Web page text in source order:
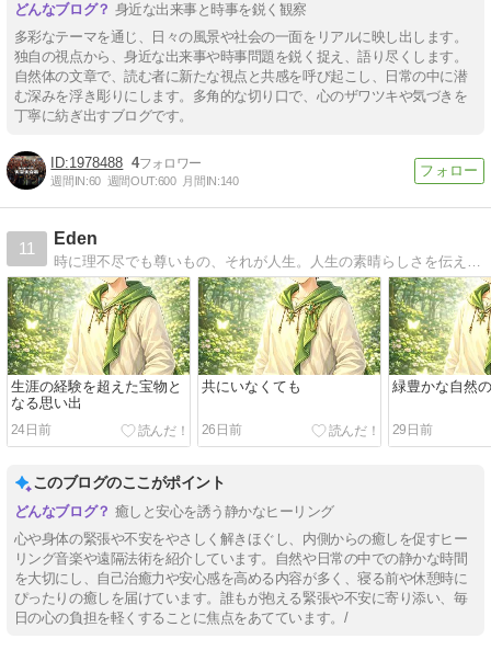
身近な出来事と時事を鋭く観察
多彩なテーマを通じ、日々の風景や社会の一面をリアルに映し出します。
独自の視点から、身近な出来事や時事問題を鋭く捉え、語り尽くします。
自然体の文章で、読む者に新たな視点と共感を呼び起こし、日常の中に潜
む深みを浮き彫りにします。多角的な切り口で、心のザワツキや気づきを
丁寧に紡ぎ出すブログです。
1978488 4
週間IN:60 週間OUT:600 月間IN:140
11
Eden
時に理不尽でも尊いもの、それが人生。人生の素晴らしさを伝えたい。
生涯の経験を超えた宝物と
なる思い出
24日前
共にいなくても
26日前
緑豊かな自然
29日前
このブログのここがポイント
癒しと安心を誘う静かなヒーリング
心や身体の緊張や不安をやさしく解きほぐし、内側からの癒しを促すヒー
リング音楽や遠隔法術を紹介しています。自然や日常の中での静かな時間
を大切にし、自己治癒力や安心感を高める内容が多く、寝る前や休憩時に
ぴったりの癒しを届けています。誰もが抱える緊張や不安に寄り添い、毎
日の心の負担を軽くすることに焦点をあてています。/